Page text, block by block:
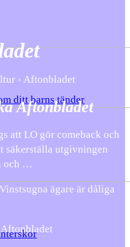
ditt barns tänder
› Aftonbladet
Aftonbladet
att LO gör comeback och
säkerställa utgivningen
och …
ägare är dåliga